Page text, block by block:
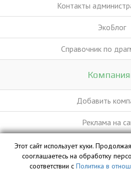
Контакты
ЭкоБлог
Справочник по
Добавить
Реклама на
База данных сайта vyvoz.org
собственностью ООО «Профит» и
Этот сайт использует куки.
сооглашаетесь на обработку
соответствии с Политика в